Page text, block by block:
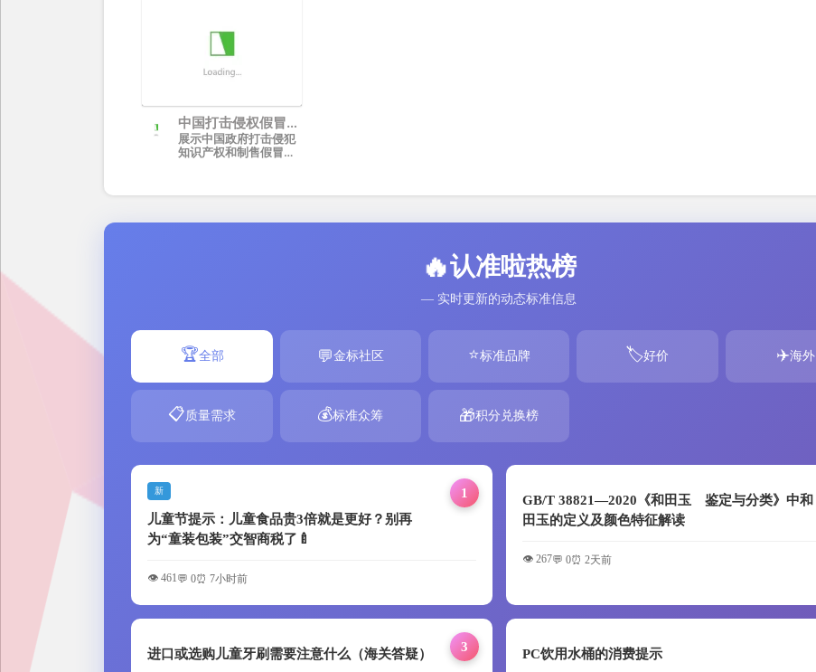
中国打击侵权假冒工
作网
展示中国政府打击侵犯
知识产权和制售假冒伪
🔥认准啦热榜
— 实时更新的动态标准信息
🏆全部 💬金标社区 ⭐标准品牌 🏷️好价 ✈️海外
📋质量需求 💰标准众筹 🎁积分兑换榜
1
新
儿童节提示：儿童食品贵3倍就是更好？别再
为“童装包装”交智商税了🍼
👁️ 461💬 0⏰ 7小时前
GB/T 38821—2020《和田玉 鉴定与分类》中和
田玉的定义及颜色特征解读
👁️ 267💬 0⏰ 2天前
3
进口或选购儿童牙刷需要注意什么（海关答疑） PC饮用水桶的消费提示